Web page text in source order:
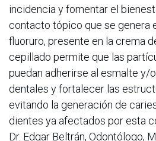
incidencia y fomentar el
contacto tópico que se genera
fluoruro, presente en la crema
cepillado permite que las
puedan adherirse al esmalte y/
dentales y fortalecer las
evitando la generación de
dientes ya afectados por esta
Dr. Edgar Beltrán, Odontólogo,